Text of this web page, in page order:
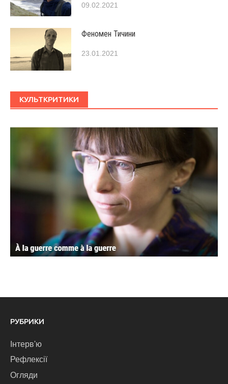
09.02.2021
Феномен Тичини
23.01.2021
КУЛЬТКРИТИКИ
РУБРИКИ
Інтерв'ю
Рефлексії
Огляди